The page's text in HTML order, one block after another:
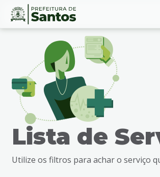
Ir
busca
Conteúdo
Lista de
Utilize os filtros para achar o serviço